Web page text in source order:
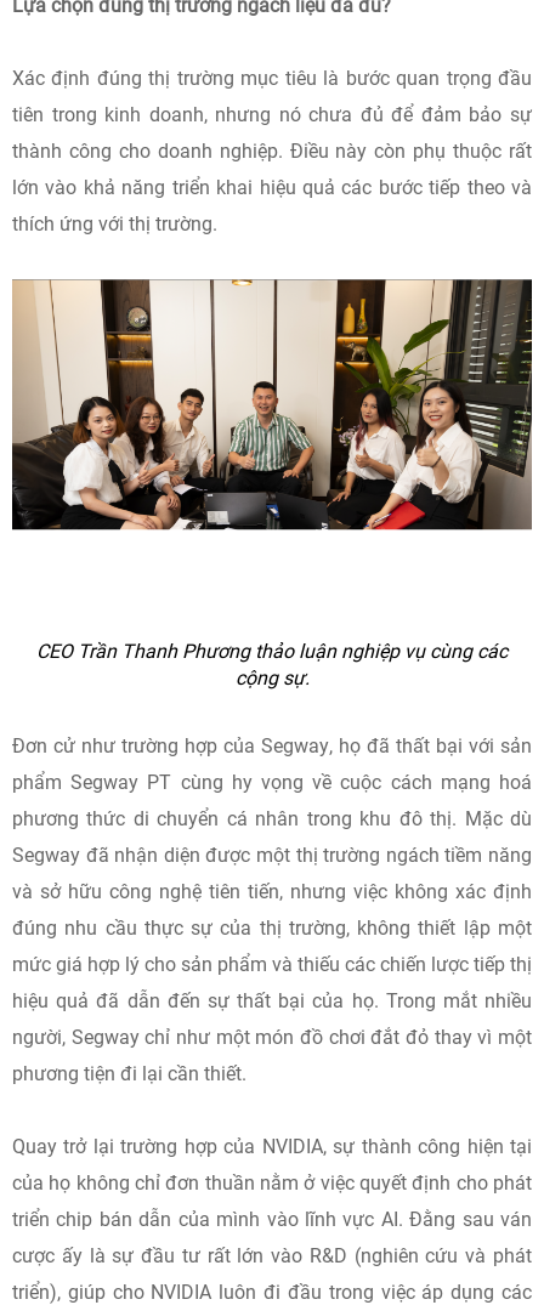
Lựa chọn đúng thị trường ngách liệu đã đủ?
Xác định đúng thị trường mục tiêu là bước quan trọng đầu
tiên trong kinh doanh, nhưng nó chưa đủ để đảm bảo sự
thành công cho doanh nghiệp. Điều này còn phụ thuộc rất
lớn vào khả năng triển khai hiệu quả các bước tiếp theo và
thích ứng với thị trường.
CEO Trần Thanh Phương thảo luận nghiệp vụ cùng các
cộng sự.
Đơn cử như trường hợp của Segway, họ đã thất bại với sản
phẩm Segway PT cùng hy vọng về cuộc cách mạng hoá
phương thức di chuyển cá nhân trong khu đô thị. Mặc dù
Segway đã nhận diện được một thị trường ngách tiềm năng
và sở hữu công nghệ tiên tiến, nhưng việc không xác định
đúng nhu cầu thực sự của thị trường, không thiết lập một
mức giá hợp lý cho sản phẩm và thiếu các chiến lược tiếp thị
hiệu quả đã dẫn đến sự thất bại của họ. Trong mắt nhiều
người, Segway chỉ như một món đồ chơi đắt đỏ thay vì một
phương tiện đi lại cần thiết.
Quay trở lại trường hợp của NVIDIA, sự thành công hiện tại
của họ không chỉ đơn thuần nằm ở việc quyết định cho phát
triển chip bán dẫn của mình vào lĩnh vực AI. Đằng sau ván
cược ấy là sự đầu tư rất lớn vào R&D (nghiên cứu và phát
triển), giúp cho NVIDIA luôn đi đầu trong việc áp dụng các